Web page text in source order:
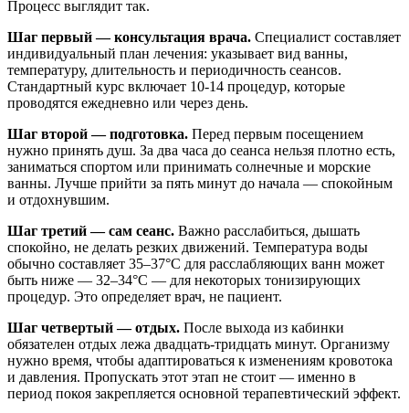
Процесс выглядит так.
Шаг первый — консультация врача. Специалист составляет
индивидуальный план лечения: указывает вид ванны,
температуру, длительность и периодичность сеансов.
Стандартный курс включает 10-14 процедур, которые
проводятся ежедневно или через день.
Шаг второй — подготовка. Перед первым посещением
нужно принять душ. За два часа до сеанса нельзя плотно есть,
заниматься спортом или принимать солнечные и морские
ванны. Лучше прийти за пять минут до начала — спокойным
и отдохнувшим.
Шаг третий — сам сеанс. Важно расслабиться, дышать
спокойно, не делать резких движений. Температура воды
обычно составляет 35–37°C для расслабляющих ванн может
быть ниже — 32–34°C — для некоторых тонизирующих
процедур. Это определяет врач, не пациент.
Шаг четвертый — отдых. После выхода из кабинки
обязателен отдых лежа двадцать-тридцать минут. Организму
нужно время, чтобы адаптироваться к изменениям кровотока
и давления. Пропускать этот этап не стоит — именно в
период покоя закрепляется основной терапевтический эффект.